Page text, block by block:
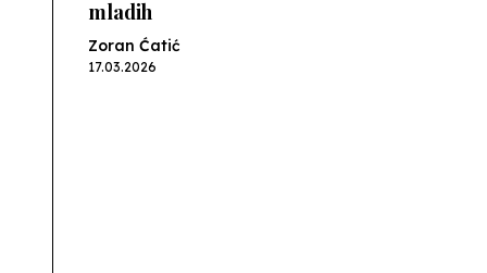
mladih
Zoran Ćatić
17.03.2026